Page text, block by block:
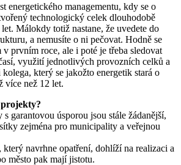
energetického managementu, kdy se o
technologický celek dlouhodobě
Málokdy totiž nastane, že uvedete do
a nemusíte o ni pečovat. Hodně se
prvním roce, ale i poté je třeba sledovat
využití jednotlivých provozních celků a
který se jakožto energetik stará o
více než 12 let.
projekty?
garantovou úsporou jsou stále žádanější,
zejména pro municipality a veřejnou
který navrhne opatření, dohlíží na realizaci a
město pak mají jistotu.